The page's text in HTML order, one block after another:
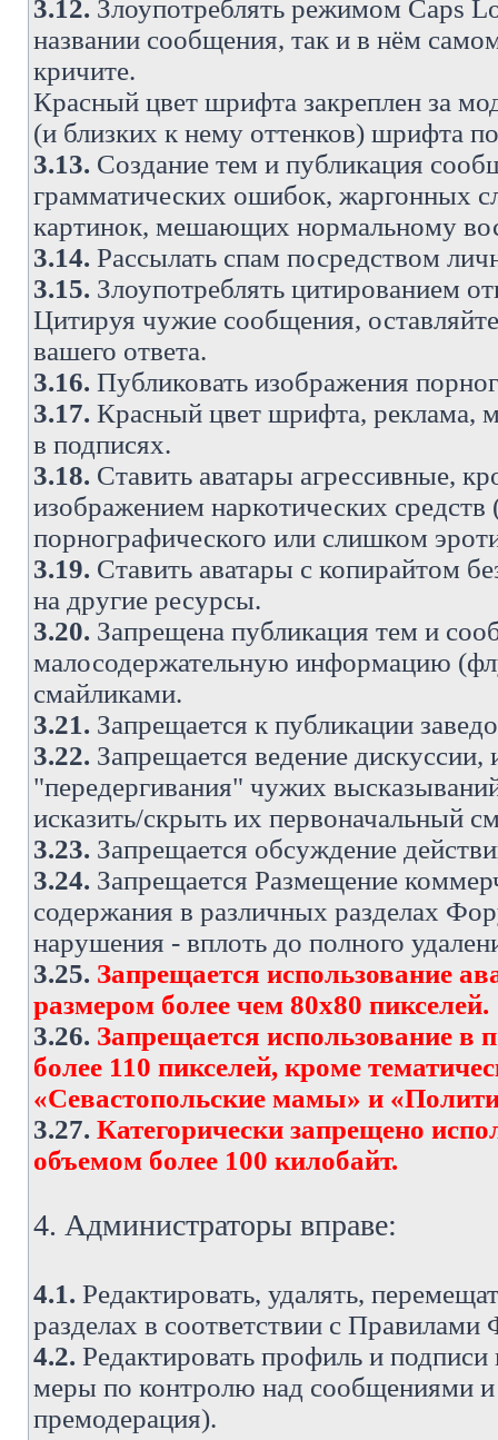
3.12. Злоупотреблять режимом Caps
названии сообщения, так и в нём
кричите.
Красный цвет шрифта закреплен за
(и близких к нему оттенков) шрифта
3.13. Создание тем и публикация
грамматических ошибок, жаргонных
картинок, мешающих нормальному
3.14. Рассылать спам посредством
3.15. Злоупотреблять цитированием
Цитируя чужие сообщения,
вашего ответа.
3.16. Публиковать изображения
3.17. Красный цвет шрифта, реклама,
в подписях.
3.18. Ставить аватары агрессивные,
изображением наркотических
порнографического или слишком
3.19. Ставить аватары с копирайтом
на другие ресурсы.
3.20. Запрещена публикация тем и
малосодержательную информацию
смайликами.
3.21. Запрещается к публикации
3.22. Запрещается ведение
"передергивания" чужих
исказить/скрыть их первоначальный
3.23. Запрещается обсуждение
3.24. Запрещается Размещение
содержания в различных разделах
нарушения - вплоть до полного
3.25. Запрещается использование
размером более чем 80х80 пикселей.
3.26. Запрещается использование в
более 110 пикселей, кроме
«Севастопольские мамы» и
3.27. Категорически запрещено
объемом более 100 килобайт.
4. Администраторы вправе:
4.1. Редактировать, удалять,
разделах в соответствии с
4.2. Редактировать профиль и
меры по контролю над сообщениями
премодерация).